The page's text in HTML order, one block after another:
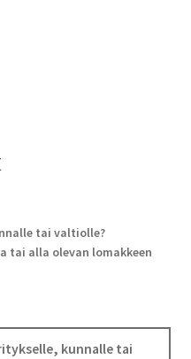
tai valtiolle?
tai alla olevan lomakkeen
kunnalle tai